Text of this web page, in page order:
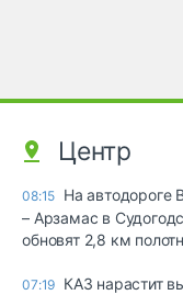
Центр
08:15 На автодороге
– Арзамас в
обновят 2,8 км
07:19 КАЗ нарастит